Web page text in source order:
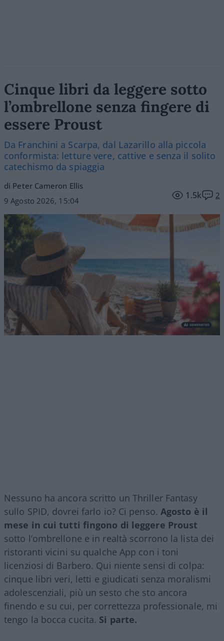
Cinque libri da leggere sotto
l’ombrellone senza fingere di
essere Proust
Da Franchini a Scarpa, dal Lazarillo alla piccola
conformista: letture vere, cattive e senza il solito
catechismo da spiaggia
di Peter Cameron Ellis
9 Agosto 2026, 15:04
1.5k 2
Nessuno ha ancora scritto un Thriller Fantasy
sullo SPID, dovrei farlo io? Ci penso. Agosto è il
mese in cui tutti fingono di leggere Proust
sotto l’ombrellone e in realtà scorrono la lista dei
ristoranti vicini su qualche App con i toni
licenziosi di Barbero. Qui niente sensi di colpa:
cinque libri veri, letti e giudicati senza moralismi
adolescenziali, più un sesto che sto ancora
finendo e su cui, per correttezza professionale, mi
tengo la bocca cucita. Si parte.